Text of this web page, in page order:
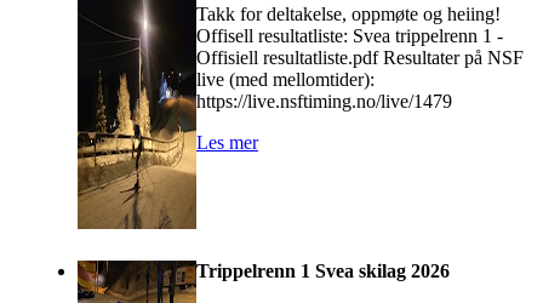
Takk for deltakelse, oppmøte og heiing!
Offisell resultatliste: Svea trippelrenn 1 -
Offisiell resultatliste.pdf Resultater på NSF
live (med mellomtider):
https://live.nsftiming.no/live/1479
Les mer
Trippelrenn 1 Svea skilag 2026